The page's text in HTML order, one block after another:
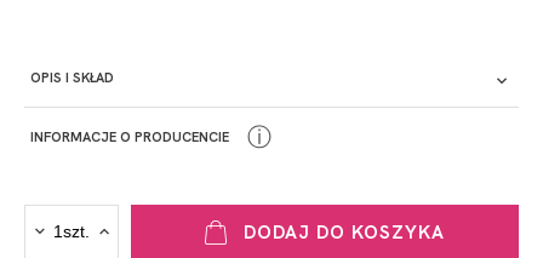
OPIS I SKŁAD
INFORMACJE O PRODUCENCIE ⓘ
DODAJ DO KOSZYKA